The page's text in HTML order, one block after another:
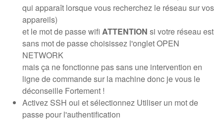
qui apparaît lorsque vous recherchez le réseau sur vos
appareils)
et le mot de passe wifi ATTENTION si votre réseau est
sans mot de passe choisissez l'onglet OPEN
NETWORK
mais ça ne fonctionne pas sans une intervention en
ligne de commande sur la machine donc je vous le
déconseille Fortement !
Activez SSH oui et sélectionnez Utiliser un mot de
passe pour l'authentification